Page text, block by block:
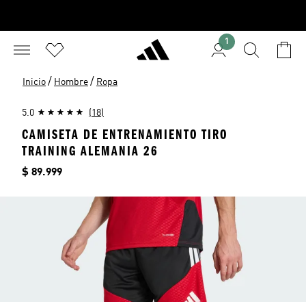
1
Inicio / Hombre / Ropa
5.0 (18)
CAMISETA DE ENTRENAMIENTO TIRO
TRAINING ALEMANIA 26
Precio
$ 89.999